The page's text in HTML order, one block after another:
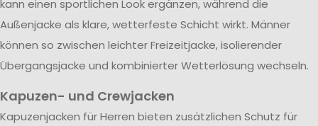
kann einen sportlichen Look ergänzen, während die
Außenjacke als klare, wetterfeste Schicht wirkt. Männer
können so zwischen leichter Freizeitjacke, isolierender
Übergangsjacke und kombinierter Wetterlösung wechseln.
Kapuzen- und Crewjacken
Kapuzenjacken für Herren bieten zusätzlichen Schutz für